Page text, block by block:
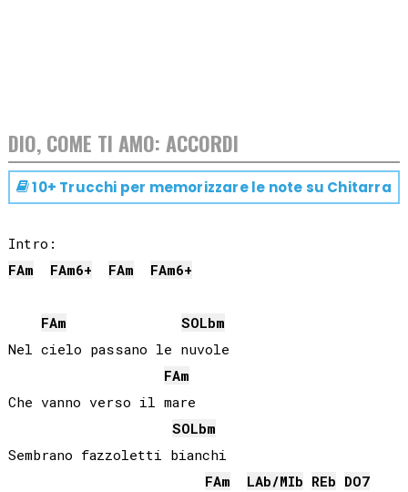
DIO, COME TI AMO: ACCORDI
10+ Trucchi per memorizzare le note su Chitarra
FAm FAm6+ FAm FAm6+
FAm SOLbm
Nel cielo passano le nuvole
FAm
Che vanno verso il mare
SOLbm
Sembrano fazzoletti bianchi
FAm LAb/MIb REb DO7